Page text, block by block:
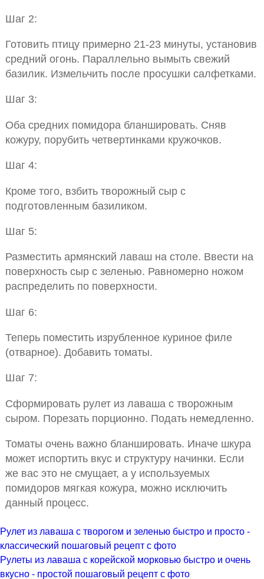
Шаг 2:
Готовить птицу примерно 21-23 минуты, установив
средний огонь. Параллельно вымыть свежий
базилик. Измельчить после просушки салфетками.
Шаг 3:
Оба средних помидора бланшировать. Сняв
кожуру, порубить четвертинками кружочков.
Шаг 4:
Кроме того, взбить творожный сыр с
подготовленным базиликом.
Шаг 5:
Разместить армянский лаваш на столе. Ввести на
поверхность сыр с зеленью. Равномерно ножом
распределить по поверхности.
Шаг 6:
Теперь поместить изрубленное куриное филе
(отварное). Добавить томаты.
Шаг 7:
Сформировать рулет из лаваша с творожным
сыром. Порезать порционно. Подать немедленно.
Томаты очень важно бланшировать. Иначе шкура
может испортить вкус и структуру начинки. Если
же вас это не смущает, а у используемых
помидоров мягкая кожура, можно исключить
данный процесс.
Рулет из лаваша с творогом и зеленью быстро и просто -
классический пошаговый рецепт с фото
Рулеты из лаваша с корейской морковью быстро и очень
вкусно - простой пошаговый рецепт с фото